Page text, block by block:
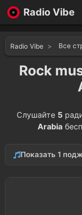
Radio Vibe
New
Genres
Likes
Top 100
Radio Vibe Все
Rock
Слушайте 5
Arabia
Показать 1